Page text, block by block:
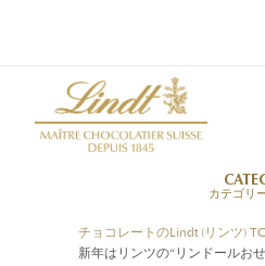
カテゴリ
リンツの秘密
チョコレートのLindt (リンツ)
新年はリンツの“リンドールお